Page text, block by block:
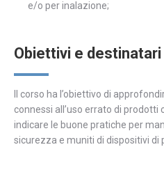
e/o per inalazione;
Obiettivi e
Il corso ha l’obiettivo di
connessi all’uso errato di
indicare le buone pratiche per
sicurezza e muniti di dispositivi di